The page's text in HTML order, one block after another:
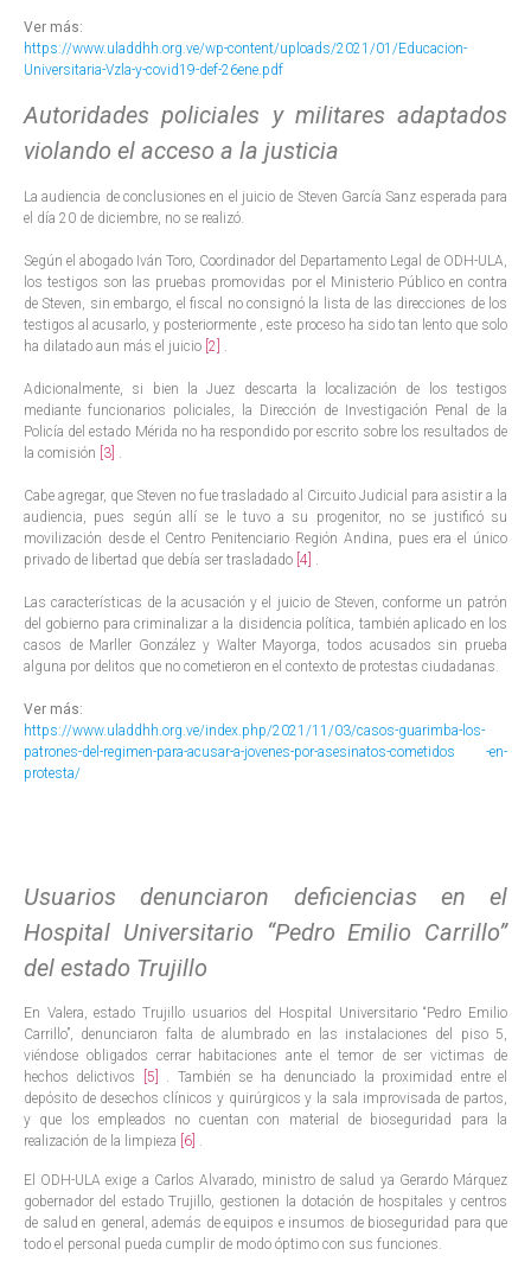
Ver más:
https://www.uladdhh.org.ve/wp-content/uploads/2021/01/Educacion-
Universitaria-Vzla-y-covid19-def-26ene.pdf
Autoridades policiales y militares adaptados
violando el acceso a la justicia
La audiencia de conclusiones en el juicio de Steven García Sanz esperada para
el día 20 de diciembre, no se realizó.
Según el abogado Iván Toro, Coordinador del Departamento Legal de ODH-ULA,
los testigos son las pruebas promovidas por el Ministerio Público en contra
de Steven, sin embargo, el fiscal no consignó la lista de las direcciones de los
testigos al acusarlo, y posteriormente , este proceso ha sido tan lento que solo
ha dilatado aun más el juicio [2]
Adicionalmente, si bien la Juez descarta la localización de los testigos
mediante funcionarios policiales, la Dirección de Investigación Penal de la
Policía del estado Mérida no ha respondido por escrito sobre los resultados de
la comisión [3]
Cabe agregar, que Steven no fue trasladado al Circuito Judicial para asistir a la
audiencia, pues según allí se le tuvo a su progenitor, no se justificó su
movilización desde el Centro Penitenciario Región Andina, pues era el único
privado de libertad que debía ser trasladado [4]
Las características de la acusación y el juicio de Steven, conforme un patrón
del gobierno para criminalizar a la disidencia política, también aplicado en los
casos de Marller González y Walter Mayorga, todos acusados ​​sin prueba
alguna por delitos que no cometieron en el contexto de protestas ciudadanas.
Ver más:
https://www.uladdhh.org.ve/index.php/2021/11/03/casos-guarimba-los-
patrones-del-regimen-para-acusar-a-jovenes-por-asesinatos-cometidos -en-
protesta/
Usuarios denunciaron deficiencias en el
Hospital Universitario “Pedro Emilio Carrillo”
del estado Trujillo
En Valera, estado Trujillo usuarios del Hospital Universitario “Pedro Emilio
Carrillo”, denunciaron falta de alumbrado en las instalaciones del piso 5,
viéndose obligados cerrar habitaciones ante el temor de ser victimas de
hechos delictivos
[5]
. También se ha denunciado la proximidad entre el
depósito de desechos clínicos y quirúrgicos y la sala improvisada de partos,
y que los empleados no cuentan con material de bioseguridad para la
realización de la limpieza [6] .
El ODH-ULA exige a Carlos Alvarado, ministro de salud ya Gerardo Márquez
gobernador del estado Trujillo, gestionen la dotación de hospitales y centros
de salud en general, además de equipos e insumos de bioseguridad para que
todo el personal pueda cumplir de modo óptimo con sus funciones.